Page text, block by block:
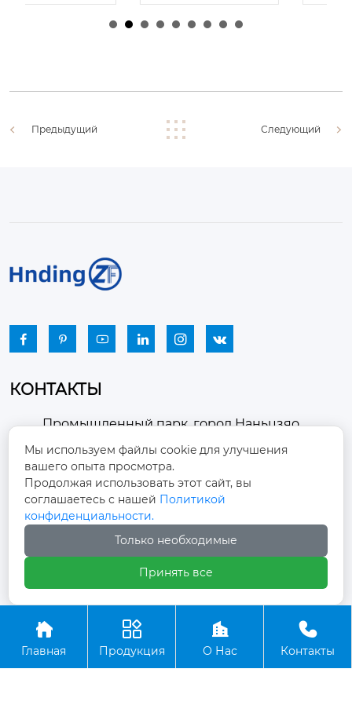
由admin
30 1 月,
2026
由admin
29 1 月,
Предыдущий Следующий
     
КОНТАКТЫ

Промышленный парк, город Наньцзяо,
район Чжоуцунь, город Цзыбо, провинция
Шаньдун
 winston-xu@hengdingfan.com
+86-13806434669
 +86 13806434669
Copyright ©ООО Зибо Хенгдин Вентилятор

Главная

Продукция

О Нас

Контакты
Мы используем файлы cookie для улучшения
вашего опыта просмотра.
Продолжая использовать этот сайт, вы
соглашаетесь с нашей Политикой
конфиденциальности.
Только необходимые
Принять все